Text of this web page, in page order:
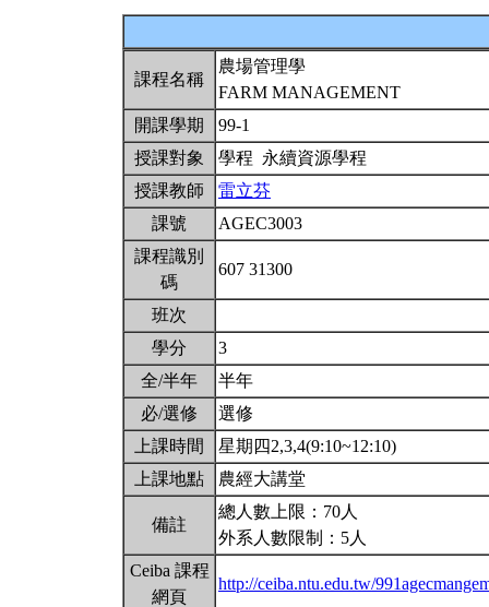
課程名稱
農場管理學
FARM MANAGEMENT
開課學期
99-1
授課對象
學程 永續資源學程
授課教師
雷立芬
課號
AGEC3003
課程識別
碼
607 31300
班次
學分
3
全/半年
半年
必/選修
選修
上課時間
星期四2,3,4(9:10~12:10)
上課地點
農經大講堂
備註
總人數上限：70人
外系人數限制：5人
Ceiba 課程
網頁
http://ceiba.ntu.edu.tw/